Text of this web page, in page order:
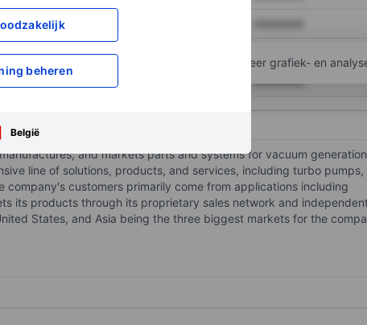
beheren
België
XXXXXXX
XXXXXXX
XXXXXXX XXXXXXX
om toegang te krijgen tot meer grafiek- en
and markets parts and systems for vacuum
line of solutions, products, and services, including turbo
customers primarily come from applications including
its products through its proprietary sales network and
States, and Asia being the three biggest markets for the